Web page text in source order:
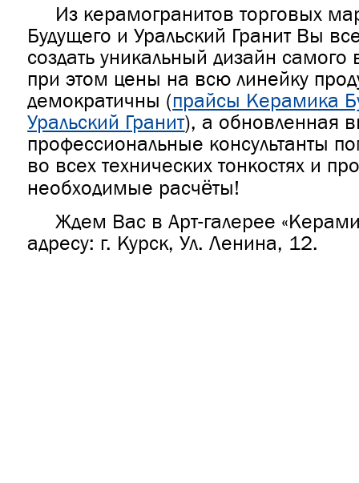
Из керамогранитов торговых
Будущего и Уральский Гранит Вы
создать уникальный дизайн самого
при этом цены на всю линейку
демократичны (прайсы Керамика
Уральский Гранит), а обновленная
профессиональные консультанты
во всех технических тонкостях и
необходимые расчёты!
Ждем Вас в Арт-галерее
адресу: г. Курск, Ул. Ленина, 12.